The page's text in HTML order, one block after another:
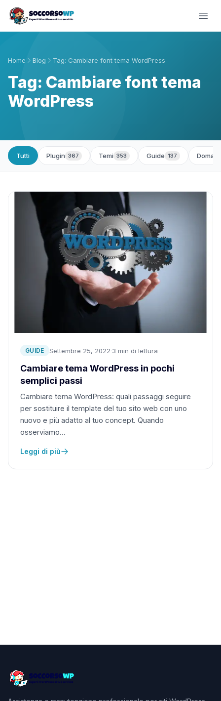
Home Blog Tag: Cambiare font tema WordPress
Tag: Cambiare font tema
WordPress
Tutti Plugin 367 Temi 353 Guide 137
GUIDE Settembre 25, 2022·3 min di lettura
Cambiare tema WordPress in pochi
semplici passi
Cambiare tema WordPress: quali passaggi seguire
per sostituire il template del tuo sito web con uno
nuovo e più adatto al tuo concept. Quando
osserviamo…
Leggi di più